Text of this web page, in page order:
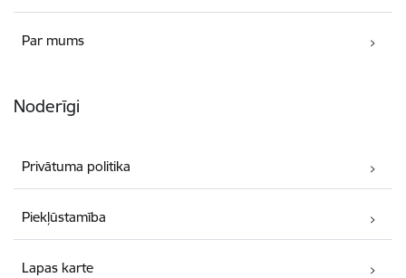
Par mums
Noderīgi
Privātuma politika
Piekļūstamība
Lapas karte